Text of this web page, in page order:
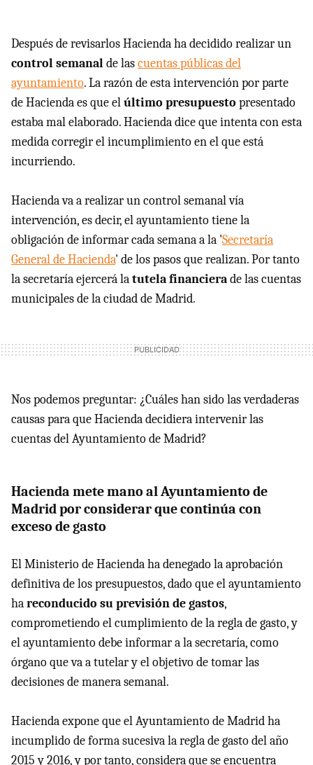
Después de revisarlos Hacienda ha decidido realizar un
control semanalde lascuentas públicas del
ayuntamiento. La razón de esta intervención por parte
de Hacienda es que elúltimo presupuesto presentado
estaba mal elaborado. Hacienda dice que intenta con esta
medida corregir el incumplimiento en el que está
incurriendo.
Hacienda va a realizar un control semanal vía
intervención, es decir, el ayuntamiento tiene la
obligación de informar cada semana a la 'Secretaría
General de Hacienda' de los pasos que realizan. Por tanto
la secretaría ejercerá latutela financierade las cuentas
municipales de la ciudad de Madrid.
Nos podemos preguntar: ¿Cuáles han sido las verdaderas
causas para que Hacienda decidiera intervenir las
cuentas del Ayuntamiento de Madrid?
Hacienda mete mano al Ayuntamiento de
Madrid por considerar que continúa con
exceso de gasto
El Ministerio de Hacienda ha denegado la aprobación
definitiva de los presupuestos, dado que el ayuntamiento
hareconducido su previsión de gastos,
comprometiendo el cumplimiento de la regla de gasto, y
el ayuntamiento debe informar a la secretaría, como
órgano que va a tutelar y el objetivo de tomar las
decisiones de manera semanal.
Hacienda expone que el Ayuntamiento de Madrid ha
incumplido de forma sucesiva la regla de gasto del año
2015 y 2016, y por tanto, considera que se encuentra